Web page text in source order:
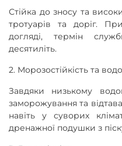
Стійка до зносу та
тротуарів та доріг.
догляді, термін
десятиліть.
2. Морозостійкість та
Завдяки низькому
заморожування та
навіть у суворих
дренажної подушки з